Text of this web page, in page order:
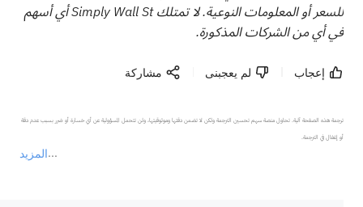
للسعر أو المعلومات النوعية. لا تمتلك Simply Wall St أي أسهم
في أي من الشركات المذكورة.
إعجاب لم يعجبنى مشاركة
المزيد
ترجمة هذه الصفحة آلية. تحاول منصة سهم تحسين الترجمة ولكن لا تضمن دقتها وموثوقيتها، ولن تتحمل المسؤولية عن أي خسارة أو ضرر بسبب عدم دقة
أو إغفال في الترجمة.